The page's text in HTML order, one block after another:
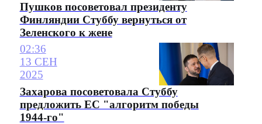
Пушков посоветовал президенту
Финляндии Стуббу вернуться от
Зеленского к жене
02:36
13 СЕН
2025
Захарова посоветовала Стуббу
предложить ЕС "алгоритм победы
1944-го"